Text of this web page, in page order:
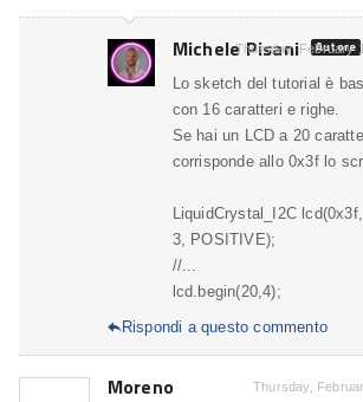
Michele Pisani Autore
Thursday, February
Lo sketch del tutorial è
con 16 caratteri e righe.
Se hai un LCD a 20
corrisponde allo 0x3f lo
LiquidCrystal_I2C
3, POSITIVE);
//...
lcd.begin(20,4);
Rispondi a questo commento
Moreno Thursday,